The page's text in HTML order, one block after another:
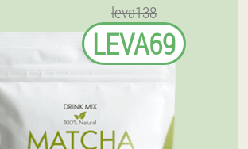
leva138
LEVA69